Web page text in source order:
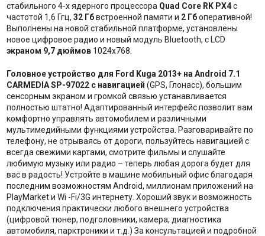
стабильного 4-х ядерного процессора Quad Core RK PX4с
частотой 1,6 Ггц, 32 Гбвстроенной памяти и 2 Гбоперативной!
Выполнены на новой стабильной платформе, установлены
новое цифровое радио и новый модуль Bluetooth, с LCD
экраном 9,7 дюймов1024x768.
Головное устройство для Ford Kuga 2013+ на Android 7.1
CARMEDIA SP-97022 с навигацией (GPS, Глонасс), большим
сенсорным экраном и громкой связью устанавливается
полностью штатно! Адаптированный интерфейс позволит вам
комфортно управлять автомобилем и различными
мультимедийными функциями устройства. Разговаривайте по
телефону, не отрываясь от дороги, пользуйтесь навигацией с
всегда свежими картами, смотрите фильмы и слушайте
любимую музыку или радио – теперь любая дорога будет для
вас в радость! Устройте в машине мобильный офис благодаря
последним возможностям Android, миллионам приложений на
PlayMarket и Wi -Fi/3G интернету. Хороший звук и возможность
подключения практически любого внешнего устройства
(цифровой тюнер, подголовники, камера, диагностика
автомобиля, парктроники и т.д.) За консультацией и подробной